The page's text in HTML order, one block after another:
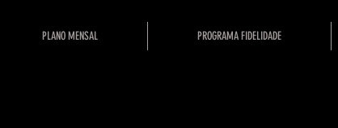
PLANO MENSAL PROGRAMA FIDELIDADE